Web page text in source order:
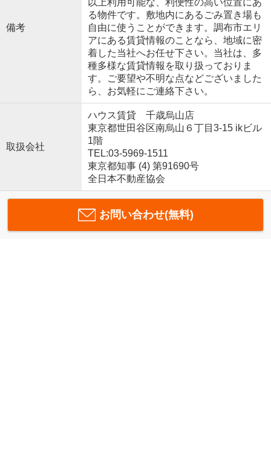
備考
る物件です。敷地内にあるごみ置き場も
自由に使うことができます。調布市エリ
アにある賃貸情報のことなら、地域に密
着した当社へお任せ下さい。当社は、多
種多様な賃貸情報を取り扱っておりま
す。ご要望や不明な点などございました
ら、お気軽にご連絡下さい。
取扱会社
ハウス賃貸 千歳烏山店
東京都世田谷区南烏山６丁目3-15 ikビル
1階
TEL:03-5969-1511
東京都知事 (4) 第91690号
全日本不動産協会
お問い合わせ(無料)